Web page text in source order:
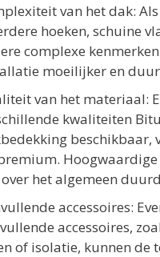
van het dak:
hoeken, schuine
complexe
moeilijker en
van het materiaal:
kwaliteiten
beschikbaar,
het algemeen
accessoires:
accessoires,
of isolatie, kunnen de